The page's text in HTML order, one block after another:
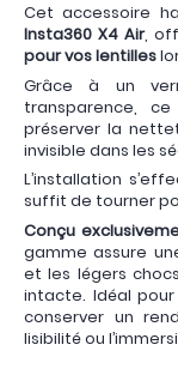
Cet accessoire
Insta360 X4 Air,
pour vos lentilles
Grâce à un
transparence, ce
préserver la
invisible dans les
L’installation
suffit de tourner
Conçu
gamme assure
et les légers
intacte. Idéal
conserver un
lisibilité ou